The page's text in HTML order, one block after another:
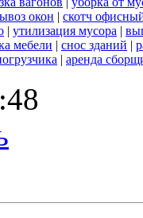
окон | скотч
| утилизация мусора |
мебели | снос зданий |
| аренда